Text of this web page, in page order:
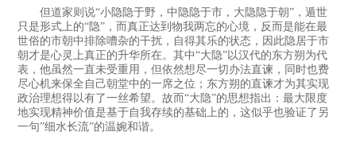
但道家则说“小隐隐于野，中隐隐于市，大隐隐于朝”，遁世
只是形式上的“隐”，而真正达到物我两忘的心境，反而是能在最
世俗的市朝中排除嘈杂的干扰，自得其乐的状态，因此隐居于市
朝才是心灵上真正的升华所在。其中“大隐”以汉代的东方朔为代
表，他虽然一直未受重用，但依然想尽一切办法直谏，同时也费
尽心机来保全自己朝堂中的一席之位；东方朔的直谏才为其实现
政治理想得以有了一丝希望。故而“大隐”的思想指出：最大限度
地实现精神价值是基于自我存续的基础上的，这似乎也验证了另
一句”细水长流”的温婉和谐。